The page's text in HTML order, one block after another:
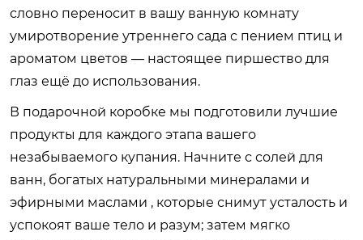
словно переносит в вашу ванную комнату
умиротворение утреннего сада с пением птиц и
ароматом цветов — настоящее пиршество для
глаз ещё до использования.
В подарочной коробке мы подготовили лучшие
продукты для каждого этапа вашего
незабываемого купания. Начните с солей для
ванн, богатых натуральными минералами и
эфирными маслами , которые снимут усталость и
успокоят ваше тело и разум; затем мягко